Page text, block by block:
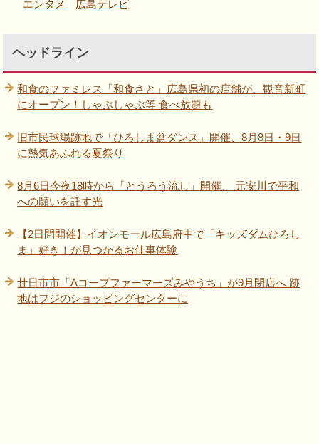
エンタメ 広島テレビ
ヘッドライン
和食のファミレス「和食さと」広島県初の店舗が、観音新町
にオープン！しゃぶしゃぶ等 食べ放題も
旧市民球場跡地で「ひろしま盆ダンス」開催、8月8日・9日
に熱気あふれる夏祭り
8月6日今夜18時から「とうろう流し」開催、 元安川で平和
への願いを託す光
【2日間開催】イオンモール広島府中で「キッズダムひろし
ま」好き！が見つかるお仕事体験
廿日市市「Aコープファーマーズみやうち」が9月閉店へ 跡
地はフジのショッピングセンターに